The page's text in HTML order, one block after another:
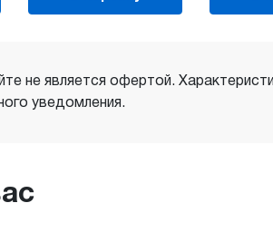
не является офертой.
уведомления.